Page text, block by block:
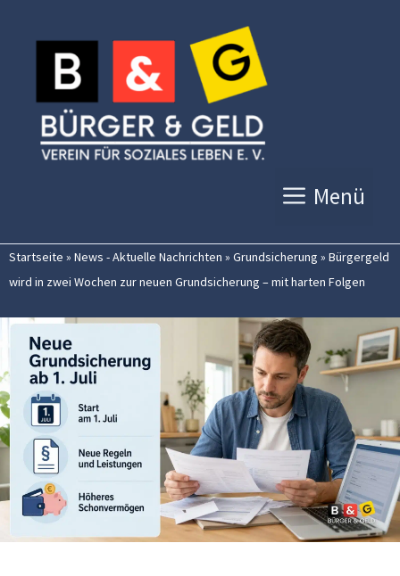
Inhalt
springen
Menü
Startseite » News - Aktuelle Nachrichten » Grundsicherung » Bürgergeld
wird in zwei Wochen zur neuen Grundsicherung – mit harten Folgen